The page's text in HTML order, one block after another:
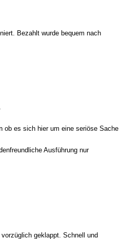
Bezahlt wurde bequem nach
ob es sich hier um eine seriöse Sache
Ausführung nur
geklappt. Schnell und